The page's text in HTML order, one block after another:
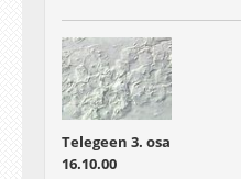
Telegeen 3. osa
16.10.00